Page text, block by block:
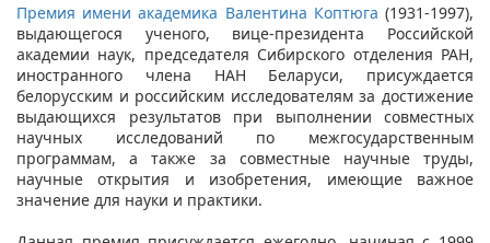
Премия имени академика Валентина Коптюга (1931-1997),
выдающегося ученого, вице-президента Российской
академии наук, председателя Сибирского отделения РАН,
иностранного члена НАН Беларуси, присуждается
белорусским и российским исследователям за достижение
выдающихся результатов при выполнении совместных
научных исследований по межгосударственным
программам, а также за совместные научные труды,
научные открытия и изобретения, имеющие важное
значение для науки и практики.